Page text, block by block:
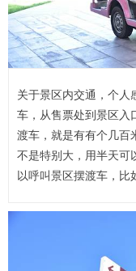
关于景区内交通，个人
车，从售票处到景区入
渡车，就是有有个几百
不是特别大，用半天可
以呼叫景区摆渡车，比